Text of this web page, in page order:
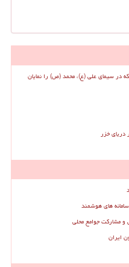
سیمای علی (ع)، محمد (ص) را نمایان
دریای خزر
های هوشمند
و مشارکت جوامع محلی
ایران